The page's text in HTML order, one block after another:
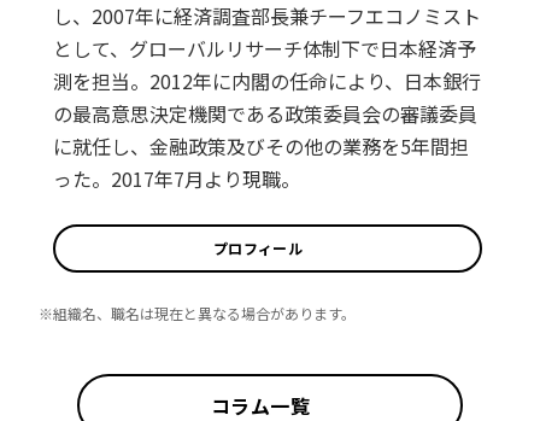
し、2007年に経済調査部長兼チーフエコノミスト
として、グローバルリサーチ体制下で日本経済予
測を担当。2012年に内閣の任命により、日本銀行
の最高意思決定機関である政策委員会の審議委員
に就任し、金融政策及びその他の業務を5年間担
った。2017年7月より現職。
プロフィール
※組織名、職名は現在と異なる場合があります。
コラム一覧